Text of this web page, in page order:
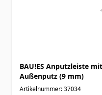
BAU!ES Anputzleiste
Außenputz (9 mm)
Artikelnummer: 37034